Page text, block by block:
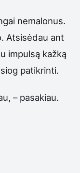
nemalonus.
Atsisėdau ant
impulsą kažką
patikrinti.
– pasakiau.